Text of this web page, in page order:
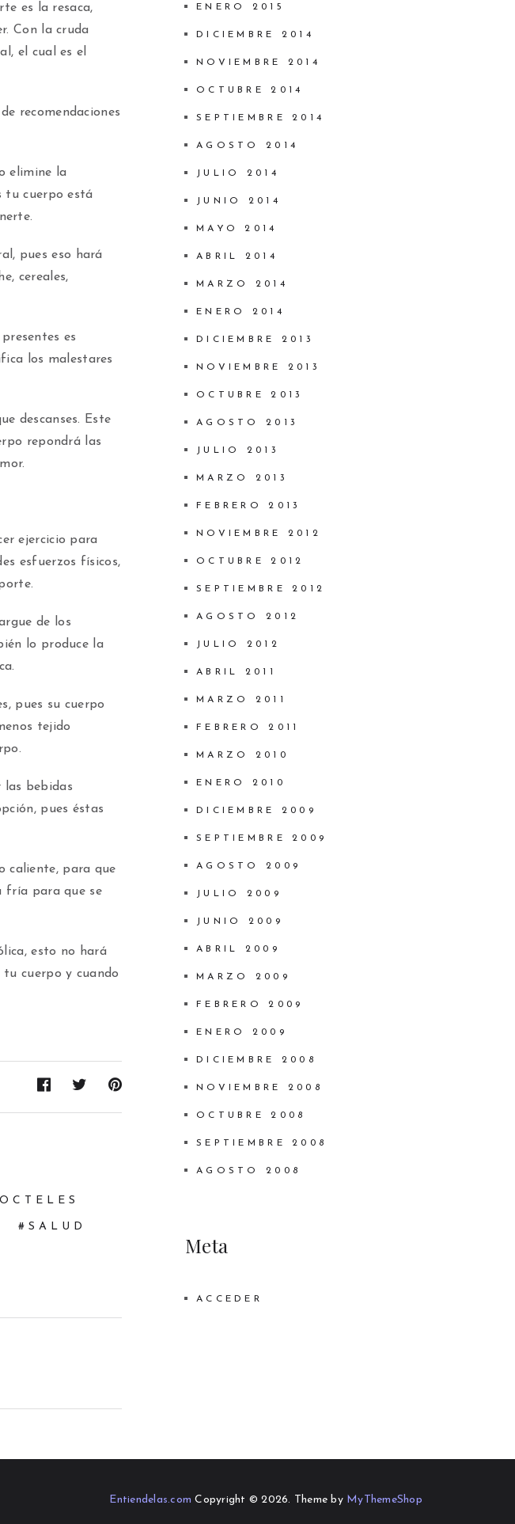
es la resaca,
Con la cruda
el cual es el
recomendaciones
elimine la
tu cuerpo está
pues eso hará
cereales,
es
los malestares
descanses. Este
repondrá las
ejercicio para
esfuerzos físicos,
de los
lo produce la
pues su cuerpo
tejido
las bebidas
pues éstas
caliente, para que
fría para que se
esto no hará
cuerpo y cuando
SALUD
ENERO 2015
DICIEMBRE 2014
NOVIEMBRE 2014
OCTUBRE 2014
SEPTIEMBRE 2014
AGOSTO 2014
JULIO 2014
JUNIO 2014
MAYO 2014
ABRIL 2014
MARZO 2014
ENERO 2014
DICIEMBRE 2013
NOVIEMBRE 2013
OCTUBRE 2013
AGOSTO 2013
JULIO 2013
MARZO 2013
FEBRERO 2013
NOVIEMBRE 2012
OCTUBRE 2012
SEPTIEMBRE 2012
AGOSTO 2012
JULIO 2012
ABRIL 2011
MARZO 2011
FEBRERO 2011
MARZO 2010
ENERO 2010
DICIEMBRE 2009
SEPTIEMBRE 2009
AGOSTO 2009
JULIO 2009
JUNIO 2009
ABRIL 2009
MARZO 2009
FEBRERO 2009
ENERO 2009
DICIEMBRE 2008
NOVIEMBRE 2008
OCTUBRE 2008
SEPTIEMBRE 2008
AGOSTO 2008
Meta
ACCEDER
Entiendelas.com Copyright © 2026. Theme by MyThemeShop